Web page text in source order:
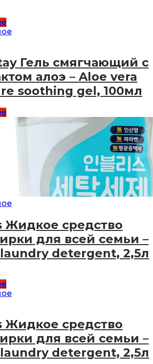
Гель смягчающий с
алоэ – Aloe vera
soothing gel, 100мл
Жидкое средство
для всей семьи –
detergent, 2,5л
Жидкое средство
для всей семьи –
detergent, 2,5л